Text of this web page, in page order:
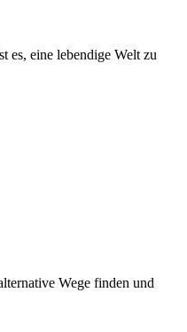
es, eine lebendige Welt zu
Wege finden und